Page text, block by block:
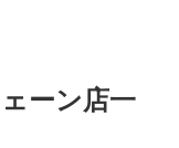
ーン店一